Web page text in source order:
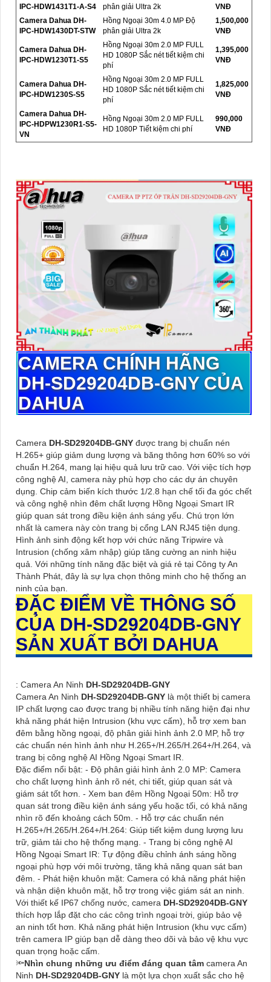
IPC-HDW1431T1-A-S4
phân giải Ultra 2k
VNĐ
Camera Dahua DH-
IPC-HDW1430DT-STW
Hồng Ngoại 30m 4.0 MP Độ
phân giải Ultra 2k
1,500,000
VNĐ
Camera Dahua DH-
IPC-HDW1230T1-S5
Hồng Ngoại 30m 2.0 MP FULL
HD 1080P Sắc nét tiết kiệm chi
phí
1,395,000
VNĐ
Camera Dahua DH-
IPC-HDW1230S-S5
Hồng Ngoại 30m 2.0 MP FULL
HD 1080P Sắc nét tiết kiệm chi
phí
1,825,000
VNĐ
Camera Dahua DH-
IPC-HDPW1230R1-S5-
VN
Hồng Ngoại 30m 2.0 MP FULL
HD 1080P Tiết kiệm chi phí
990,000
VNĐ
CAMERA CHÍNH HÃNG
DH-SD29204DB-GNYCỦA
DAHUA
Camera DH-SD29204DB-GNY được trang bị chuẩn nén
H.265+ giúp giảm dung lượng và băng thông hơn 60% so với
chuẩn H.264, mang lại hiệu quả lưu trữ cao. Với việc tích hợp
công nghệ AI, camera này phù hợp cho các dự án chuyên
dụng. Chip cảm biến kích thước 1/2.8 hạn chế tối đa góc chết
và công nghệ nhìn đêm chất lượng Hồng Ngoại Smart IR
giúp quan sát trong điều kiện ánh sáng yếu. Chú trọn lớn
nhất là camera này còn trang bị cổng LAN RJ45 tiện dụng.
Hình ảnh sinh động kết hợp với chức năng Tripwire và
Intrusion (chống xâm nhập) giúp tăng cường an ninh hiệu
quả. Với những tính năng đặc biệt và giá rẻ tại Công ty An
Thành Phát, đây là sự lựa chọn thông minh cho hệ thống an
ninh của bạn.
ĐẶC ĐIỂM VỀ THÔNG SỐ
CỦA DH-SD29204DB-GNY
SẢN XUẤT BỞI DAHUA
: Camera An Ninh DH-SD29204DB-GNY
Camera An Ninh DH-SD29204DB-GNY là một thiết bị camera
IP chất lượng cao được trang bị nhiều tính năng hiện đại như
khả năng phát hiện Intrusion (khu vực cấm), hỗ trợ xem ban
đêm bằng hồng ngoại, độ phân giải hình ảnh 2.0 MP, hỗ trợ
các chuẩn nén hình ảnh như H.265+/H.265/H.264+/H.264, và
trang bị công nghệ AI Hồng Ngoại Smart IR.
Đặc điểm nổi bật: - Độ phân giải hình ảnh 2.0 MP: Camera
cho chất lượng hình ảnh rõ nét, chi tiết, giúp quan sát và
giám sát tốt hơn. - Xem ban đêm Hồng Ngoại 50m: Hỗ trợ
quan sát trong điều kiện ánh sáng yếu hoặc tối, có khả năng
nhìn rõ đến khoảng cách 50m. - Hỗ trợ các chuẩn nén
H.265+/H.265/H.264+/H.264: Giúp tiết kiệm dung lượng lưu
trữ, giảm tải cho hệ thống mạng. - Trang bị công nghệ AI
Hồng Ngoại Smart IR: Tự động điều chỉnh ánh sáng hồng
ngoại phù hợp với môi trường, tăng khả năng quan sát ban
đêm. - Phát hiện khuôn mặt: Camera có khả năng phát hiện
và nhận diện khuôn mặt, hỗ trợ trong việc giám sát an ninh.
Với thiết kế IP67 chống nước, camera DH-SD29204DB-GNY
thích hợp lắp đặt cho các công trình ngoại trời, giúp bảo vệ
an ninh tốt hơn. Khả năng phát hiện Intrusion (khu vực cấm)
trên camera IP giúp bạn dễ dàng theo dõi và bảo vệ khu vực
quan trọng hoặc cấm.
🔦Nhìn chung những ưu điểm đáng quan tâm camera An
Ninh DH-SD29204DB-GNY là một lựa chọn xuất sắc cho hệ